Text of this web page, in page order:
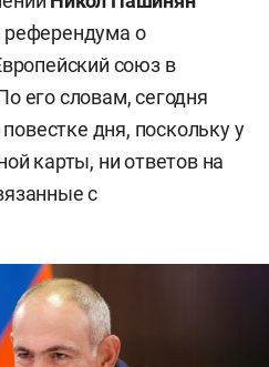
о
союз в
его словам, сегодня
дня, поскольку у
карты, ни ответов на
с